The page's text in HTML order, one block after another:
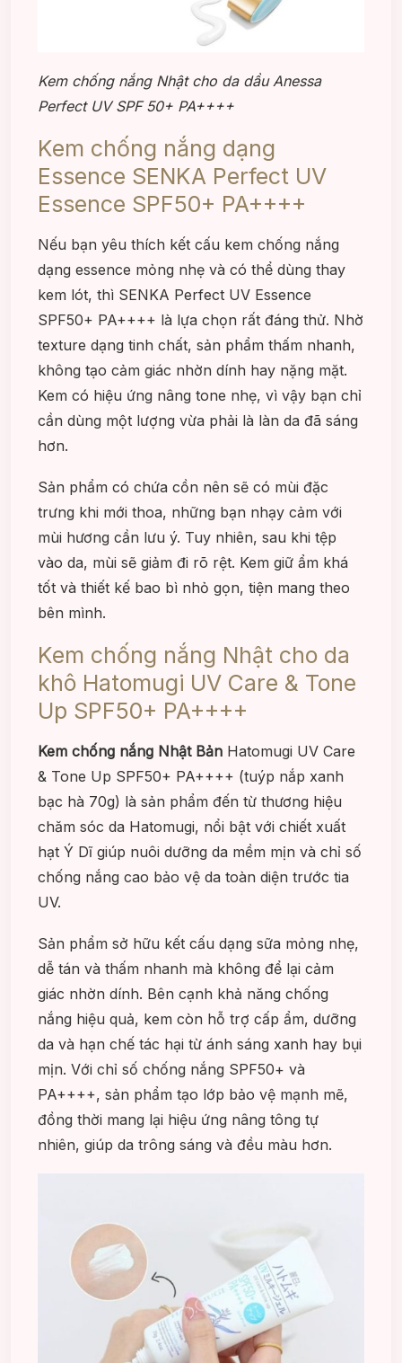
Kem chống nắng Nhật cho da dầu Anessa
Perfect UV SPF 50+ PA++++
Kem chống nắng dạng
Essence SENKA Perfect UV
Essence SPF50+ PA++++
Nếu bạn yêu thích kết cấu kem chống nắng
dạng essence mỏng nhẹ và có thể dùng thay
kem lót, thì SENKA Perfect UV Essence
SPF50+ PA++++ là lựa chọn rất đáng thử. Nhờ
texture dạng tinh chất, sản phẩm thấm nhanh,
không tạo cảm giác nhờn dính hay nặng mặt.
Kem có hiệu ứng nâng tone nhẹ, vì vậy bạn chỉ
cần dùng một lượng vừa phải là làn da đã sáng
hơn.
Sản phẩm có chứa cồn nên sẽ có mùi đặc
trưng khi mới thoa, những bạn nhạy cảm với
mùi hương cần lưu ý. Tuy nhiên, sau khi tệp
vào da, mùi sẽ giảm đi rõ rệt. Kem giữ ẩm khá
tốt và thiết kế bao bì nhỏ gọn, tiện mang theo
bên mình.
Kem chống nắng Nhật cho da
khô Hatomugi UV Care & Tone
Up SPF50+ PA++++
Kem chống nắng Nhật Bản Hatomugi UV Care
& Tone Up SPF50+ PA++++ (tuýp nắp xanh
bạc hà 70g) là sản phẩm đến từ thương hiệu
chăm sóc da Hatomugi, nổi bật với chiết xuất
hạt Ý Dĩ giúp nuôi dưỡng da mềm mịn và chỉ số
chống nắng cao bảo vệ da toàn diện trước tia
UV.
Sản phẩm sở hữu kết cấu dạng sữa mỏng nhẹ,
dễ tán và thấm nhanh mà không để lại cảm
giác nhờn dính. Bên cạnh khả năng chống
nắng hiệu quả, kem còn hỗ trợ cấp ẩm, dưỡng
da và hạn chế tác hại từ ánh sáng xanh hay bụi
mịn. Với chỉ số chống nắng SPF50+ và
PA++++, sản phẩm tạo lớp bảo vệ mạnh mẽ,
đồng thời mang lại hiệu ứng nâng tông tự
nhiên, giúp da trông sáng và đều màu hơn.